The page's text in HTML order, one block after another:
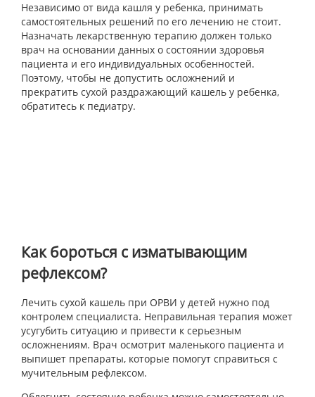
Независимо от вида кашля у ребенка, принимать
самостоятельных решений по его лечению не стоит.
Назначать лекарственную терапию должен только
врач на основании данных о состоянии здоровья
пациента и его индивидуальных особенностей.
Поэтому, чтобы не допустить осложнений и
прекратить сухой раздражающий кашель у ребенка,
обратитесь к педиатру.
Как бороться с изматывающим
рефлексом?
Лечить сухой кашель при ОРВИ у детей нужно под
контролем специалиста. Неправильная терапия может
усугубить ситуацию и привести к серьезным
осложнениям. Врач осмотрит маленького пациента и
выпишет препараты, которые помогут справиться с
мучительным рефлексом.